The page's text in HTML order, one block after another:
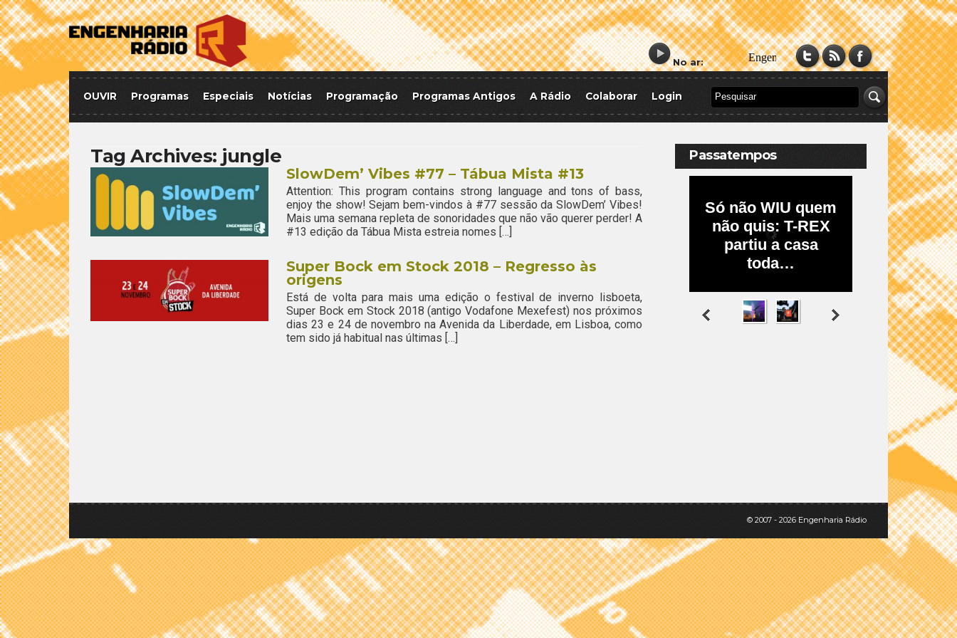
No ar:
OUVIR Programas Especiais Notícias Programação Programas Antigos A Rádio Colaborar Login
Tag Archives: jungle
SlowDem’ Vibes #77 – Tábua Mista #13
Attention: This program contains strong language and tons of bass,
enjoy the show! Sejam bem-vindos à #77 sessão da SlowDem’ Vibes!
Mais uma semana repleta de sonoridades que não vão querer perder! A
#13 edição da Tábua Mista estreia nomes […]
Super Bock em Stock 2018 – Regresso às
origens
Está de volta para mais uma edição o festival de inverno lisboeta,
Super Bock em Stock 2018 (antigo Vodafone Mexefest) nos próximos
dias 23 e 24 de novembro na Avenida da Liberdade, em Lisboa, como
tem sido já habitual nas últimas […]
Passatempos
© 2007 - 2026 Engenharia Rádio